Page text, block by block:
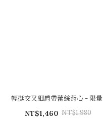
輕挺交叉細肩帶蕾絲背心 - 限量
NT$1,460 NT$1,980